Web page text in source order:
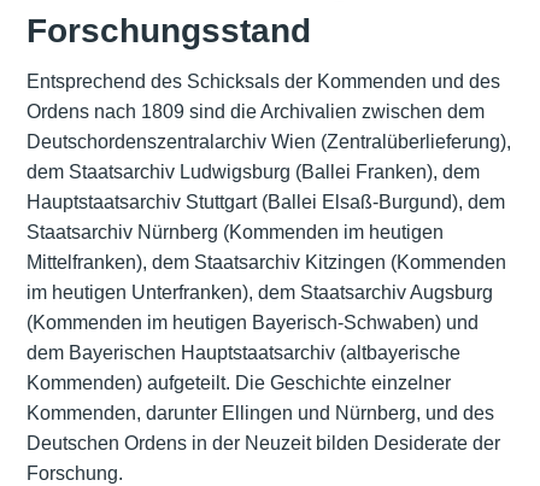
Forschungsstand
Entsprechend des Schicksals der Kommenden und des
Ordens nach 1809 sind die Archivalien zwischen dem
Deutschordenszentralarchiv Wien (Zentralüberlieferung),
dem Staatsarchiv Ludwigsburg (Ballei Franken), dem
Hauptstaatsarchiv Stuttgart (Ballei Elsaß-Burgund), dem
Staatsarchiv Nürnberg (Kommenden im heutigen
Mittelfranken), dem Staatsarchiv Kitzingen (Kommenden
im heutigen Unterfranken), dem Staatsarchiv Augsburg
(Kommenden im heutigen Bayerisch-Schwaben) und
dem Bayerischen Hauptstaatsarchiv (altbayerische
Kommenden) aufgeteilt. Die Geschichte einzelner
Kommenden, darunter Ellingen und Nürnberg, und des
Deutschen Ordens in der Neuzeit bilden Desiderate der
Forschung.